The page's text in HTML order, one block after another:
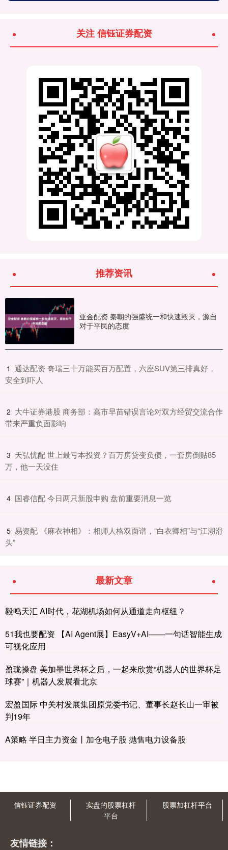
关注 信钰证券配资
推荐资讯
亚金配资 秦朝的强盛统一和快速毁灭，源自
对于平民的态度
1 ​通达配资 奇瑞三十万能买百万配置，六座SUV第三排真好，
安全到吓人
2 ​大牛证券港股 商务部：高市早苗错误言论对双方经贸交流合作
带来严重负面影响
3 ​天弘忧配 世上最亏本投资？百万房贷变负债，一套房倒贴85
万，他一天没住
4 ​国睿信配 今日两只新股申购 盘前重要消息一览
5 ​易资配 《麻衣神相》：相师人格双面谱，“白衣卿相”与“江湖滑
头”
最新文章
毅鸣天汇 AI时代，花湖机场如何从通道走向枢纽？
51我也要配资 【AI Agent展】EasyV+AI——一句话智能生成
可视化应用
盈珑操盘 美加墨世界杯之后，一起来欣赏“机器人的世界杯足
球赛”｜机器人发展看北京
宏盈国际 中关村发展集团原党委书记、董事长赵长山一审被
判19年
A策略 半日主力资金丨加仓电子股 抛售电力设备股
信钰证券配资
实盘的股票杠杆
平台
股票加杠杆平台
友情链接：